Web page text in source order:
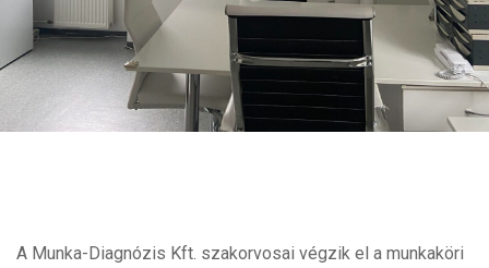
A Munka-Diagnózis Kft. szakorvosai végzik el a munkaköri